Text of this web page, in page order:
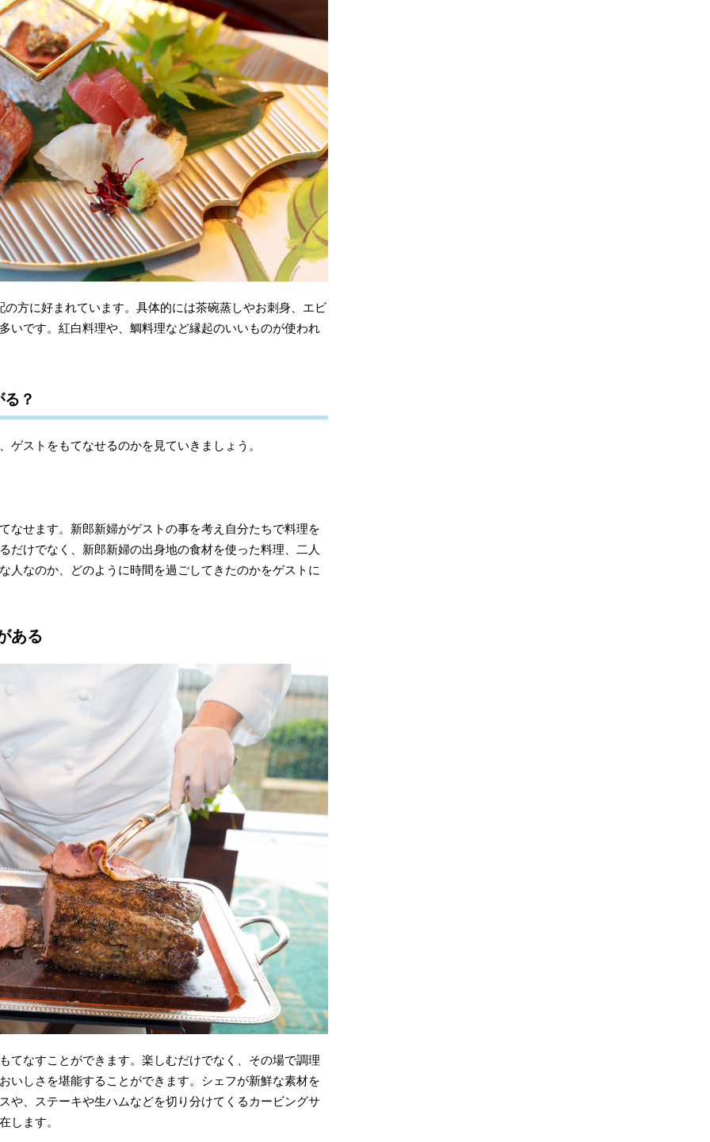
方に好まれています。具体的には茶碗蒸しやお刺身、エビ
いです。紅白料理や、鯛料理など縁起のいいものが使われ
？
ゲストをもてなせるのかを見ていきましょう。
なせます。新郎新婦がゲストの事を考え自分たちで料理を
だけでなく、新郎新婦の出身地の食材を使った料理、二人
人なのか、どのように時間を過ごしてきたのかをゲストに
ある
てなすことができます。楽しむだけでなく、その場で調理
いしさを堪能することができます。シェフが新鮮な素材を
や、ステーキや生ハムなどを切り分けてくるカービングサ
します。